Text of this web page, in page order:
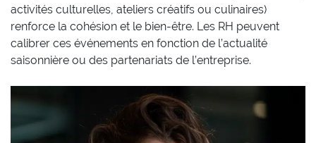
activités culturelles, ateliers créatifs ou culinaires)
renforce la cohésion et le bien-être. Les RH peuvent
calibrer ces événements en fonction de l’actualité
saisonnière ou des partenariats de l’entreprise.